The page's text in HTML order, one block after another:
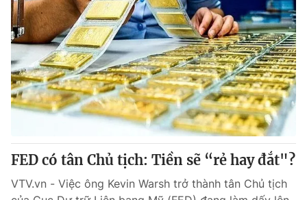
Video Shorts video
VTV Money VTV Thể thao
VTV Sức khoẻ Bất động sản
Tấm lòng Việt
VTV4 Vươn mình bằng AI
FED có tân Chủ tịch: Tiền sẽ “rẻ hay đắt"?
VTV.vn - Việc ông Kevin Warsh trở thành tân Chủ tịch